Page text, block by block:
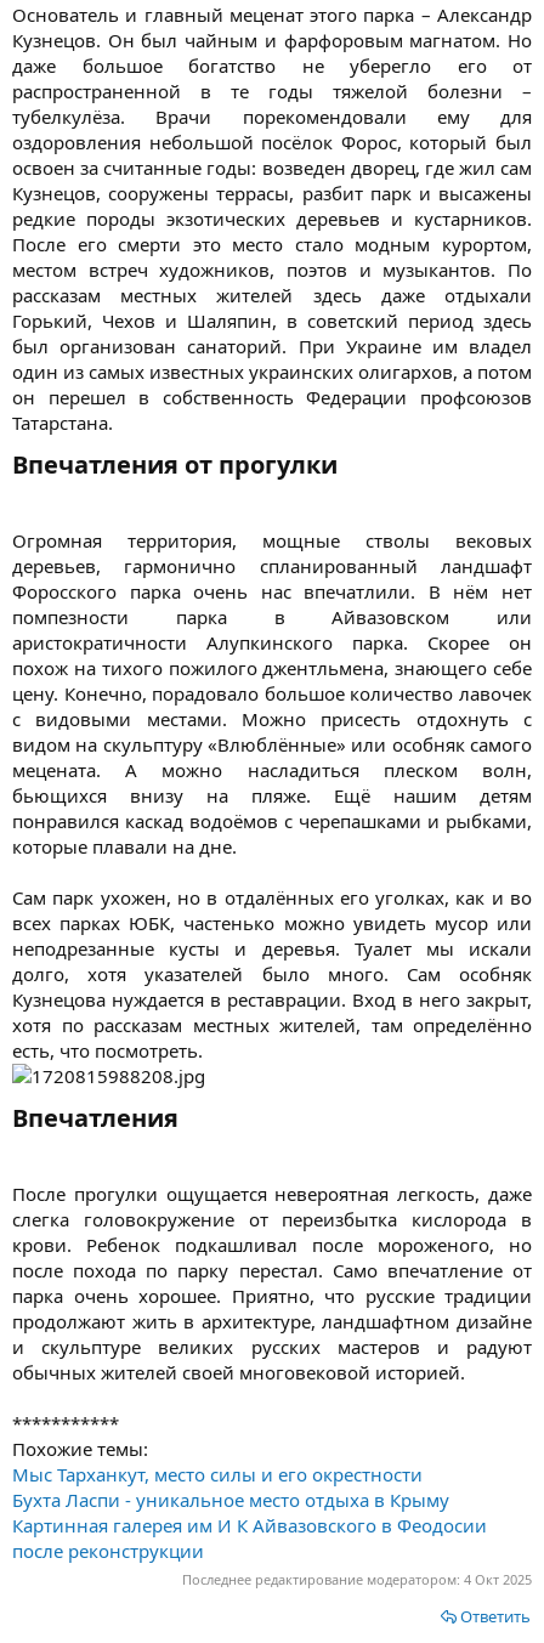
Основатель и главный меценат этого парка – Александр
Кузнецов. Он был чайным и фарфоровым магнатом. Но
даже большое богатство не уберегло его от
распространенной в те годы тяжелой болезни –
тубелкулёза. Врачи порекомендовали ему для
оздоровления небольшой посёлок Форос, который был
освоен за считанные годы: возведен дворец, где жил сам
Кузнецов, сооружены террасы, разбит парк и высажены
редкие породы экзотических деревьев и кустарников.
После его смерти это место стало модным курортом,
местом встреч художников, поэтов и музыкантов. По
рассказам местных жителей здесь даже отдыхали
Горький, Чехов и Шаляпин, в советский период здесь
был организован санаторий. При Украине им владел
один из самых известных украинских олигархов, а потом
он перешел в собственность Федерации профсоюзов
Татарстана.​
Впечатления от прогулки​
Огромная территория, мощные стволы вековых
деревьев, гармонично спланированный ландшафт
Форосского парка очень нас впечатлили. В нём нет
помпезности парка в Айвазовском или
аристократичности Алупкинского парка. Скорее он
похож на тихого пожилого джентльмена, знающего себе
цену. Конечно, порадовало большое количество лавочек
с видовыми местами. Можно присесть отдохнуть с
видом на скульптуру «Влюблённые» или особняк самого
мецената. А можно насладиться плеском волн,
бьющихся внизу на пляже. Ещё нашим детям
понравился каскад водоёмов с черепашками и рыбками,
которые плавали на дне.
Сам парк ухожен, но в отдалённых его уголках, как и во
всех парках ЮБК, частенько можно увидеть мусор или
неподрезанные кусты и деревья. Туалет мы искали
долго, хотя указателей было много. Сам особняк
Кузнецова нуждается в реставрации. Вход в него закрыт,
хотя по рассказам местных жителей, там определённо
есть, что посмотреть.
Впечатления​
После прогулки ощущается невероятная легкость, даже
слегка головокружение от переизбытка кислорода в
крови. Ребенок подкашливал после мороженого, но
после похода по парку перестал. Само впечатление от
парка очень хорошее. Приятно, что русские традиции
продолжают жить в архитектуре, ландшафтном дизайне
и скульптуре великих русских мастеров и радуют
обычных жителей своей многовековой историей.
***********
Похожие темы:
Мыс Тарханкут, место силы и его окрестности
Бухта Ласпи - уникальное место отдыха в Крыму
Картинная галерея им И К Айвазовского в Феодосии
после реконструкции
Последнее редактирование модератором: 4 Окт 2025
Ответить